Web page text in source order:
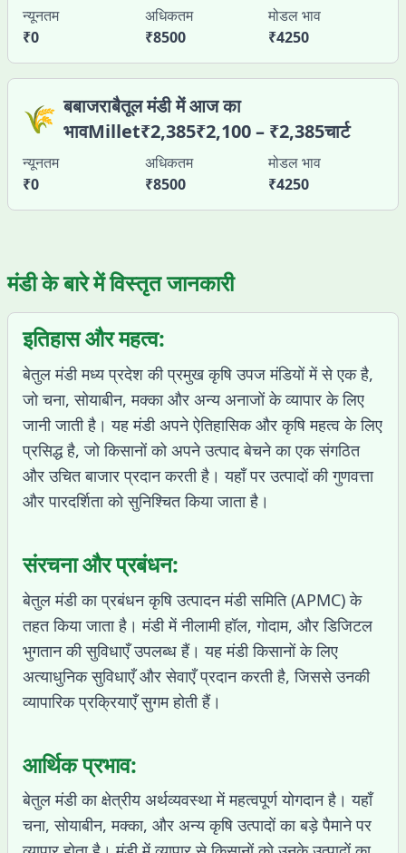
न्यूनतम
₹0
अधिकतम
₹8500
मोडल भाव
₹4250
🌾 बबाजराबैतूल मंडी में आज का
भावMillet₹2,385₹2,100 – ₹2,385चार्ट
न्यूनतम
₹0
अधिकतम
₹8500
मोडल भाव
₹4250
मंडी के बारे में विस्तृत जानकारी
इतिहास और महत्व:
बेतुल मंडी मध्य प्रदेश की प्रमुख कृषि उपज मंडियों में से एक है,
जो चना, सोयाबीन, मक्का और अन्य अनाजों के व्यापार के लिए
जानी जाती है। यह मंडी अपने ऐतिहासिक और कृषि महत्व के लिए
प्रसिद्ध है, जो किसानों को अपने उत्पाद बेचने का एक संगठित
और उचित बाजार प्रदान करती है। यहाँ पर उत्पादों की गुणवत्ता
और पारदर्शिता को सुनिश्चित किया जाता है।
संरचना और प्रबंधन:
बेतुल मंडी का प्रबंधन कृषि उत्पादन मंडी समिति (APMC) के
तहत किया जाता है। मंडी में नीलामी हॉल, गोदाम, और डिजिटल
भुगतान की सुविधाएँ उपलब्ध हैं। यह मंडी किसानों के लिए
अत्याधुनिक सुविधाएँ और सेवाएँ प्रदान करती है, जिससे उनकी
व्यापारिक प्रक्रियाएँ सुगम होती हैं।
आर्थिक प्रभाव:
बेतुल मंडी का क्षेत्रीय अर्थव्यवस्था में महत्वपूर्ण योगदान है। यहाँ
चना, सोयाबीन, मक्का, और अन्य कृषि उत्पादों का बड़े पैमाने पर